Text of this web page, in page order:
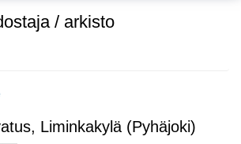
/ arkisto
Liminkakylä (Pyhäjoki)